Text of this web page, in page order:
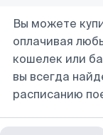
Вы можете
оплачивая
кошелек или
вы всегда
расписанию